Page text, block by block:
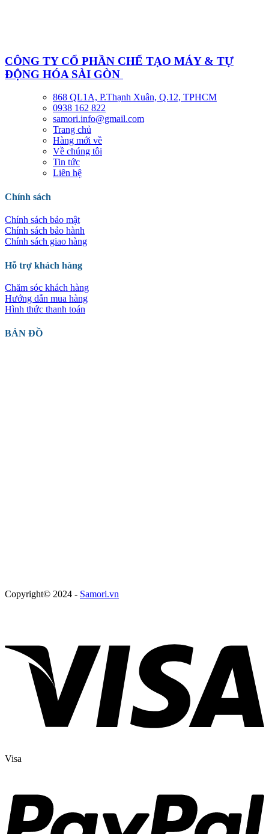
CÔNG TY CỔ PHẦN CHẾ TẠO MÁY & TỰ
ĐỘNG HÓA SÀI GÒN
868 QL1A, P.Thạnh Xuân, Q.12, TPHCM
0938 162 822
samori.info@gmail.com
Trang chủ
Hàng mới về
Về chúng tôi
Tin tức
Liên hệ
Chính sách
Chính sách bảo mật
Chính sách bảo hành
Chính sách giao hàng
Hỗ trợ khách hàng
Chăm sóc khách hàng
Hướng dẫn mua hàng
Hình thức thanh toán
BẢN ĐỒ
Copyright© 2024 - Samori.vn
Visa